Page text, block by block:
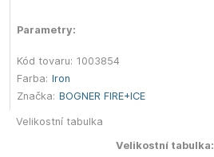
Parametry:
Kód tovaru: 1003854
Farba: Iron
Značka: BOGNER FIRE+ICE
Velikostní tabulka
Velikostní tabulka: